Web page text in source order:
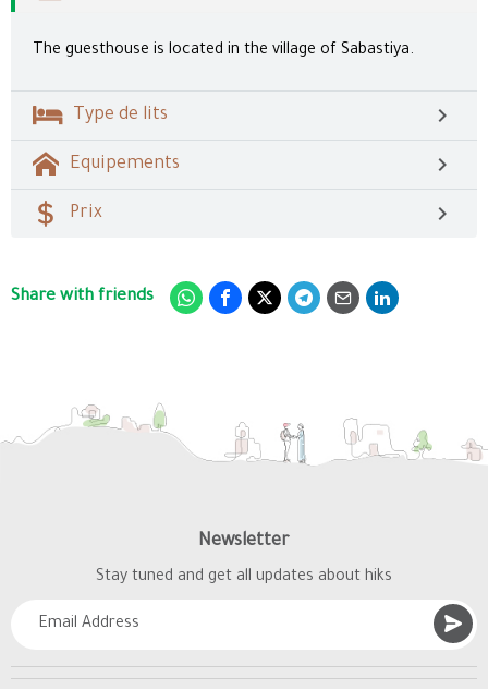
The guesthouse is located in the village of Sabastiya.
Type de lits
Equipements
Prix
Share with friends
Newsletter
Stay tuned and get all updates about hiks